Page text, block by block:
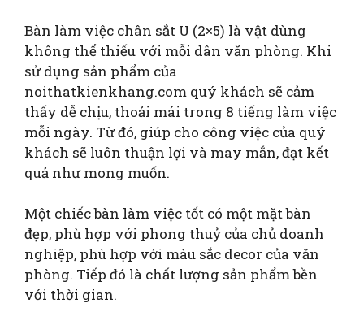
Bàn làm việc chân sắt U (2×5) là vật dùng
không thể thiếu với mỗi dân văn phòng. Khi
sử dụng sản phẩm của
noithatkienkhang.com quý khách sẽ cảm
thấy dễ chịu, thoải mái trong 8 tiếng làm việc
mỗi ngày. Từ đó, giúp cho công việc của quý
khách sẽ luôn thuận lợi và may mắn, đạt kết
quả như mong muốn.
Một chiếc bàn làm việc tốt có một mặt bàn
đẹp, phù hợp với phong thuỷ của chủ doanh
nghiệp, phù hợp với màu sắc decor của văn
phòng. Tiếp đó là chất lượng sản phẩm bền
với thời gian.